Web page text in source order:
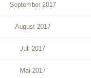
September 2017
August 2017
Juli 2017
Mai 2017